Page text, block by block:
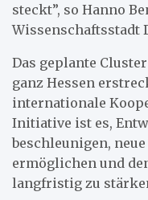
steckt”, so Hanno
Wissenschaftsstadt
Das geplante
ganz Hessen
internationale
Initiative ist es,
beschleunigen,
ermöglichen und
langfristig zu